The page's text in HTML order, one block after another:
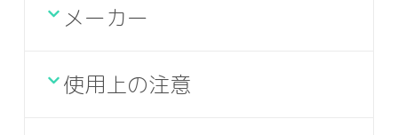
メーカー
使用上の注意